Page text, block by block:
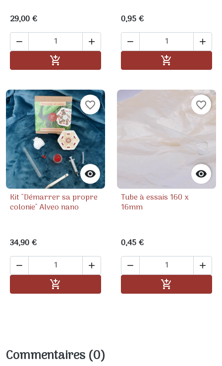
29,00 €
 

0,95 €
 


favorite_border
Kit "Démarrer sa propre
colonie" Alveo nano
34,90 €
 


favorite_border
Tube à essais 160 x
16mm
0,45 €
 

Commentaires (0)